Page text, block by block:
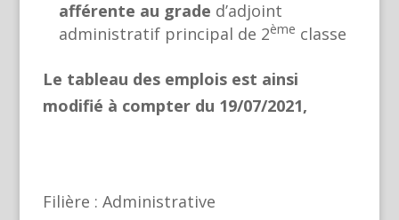
afférente au grade d’adjoint
administratif principal de 2ème classe
Le tableau des emplois est ainsi
modifié à compter du 19/07/2021,
Filière : Administrative